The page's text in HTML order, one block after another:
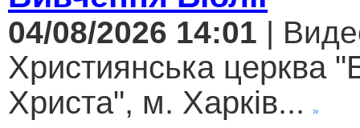
04/08/2026 14:01 |
Християнська церква
Христа", м. Харків...